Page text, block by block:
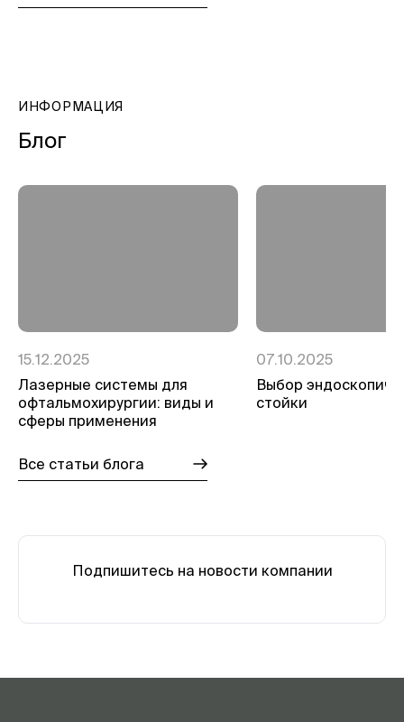
ИНФОРМАЦИЯ
Блог
15.12.2025
Лазерные системы для
офтальмохирургии: виды и
сферы применения
07.10.2025
Выбор
стойки
Все статьи блога
Подпишитесь на новости компании